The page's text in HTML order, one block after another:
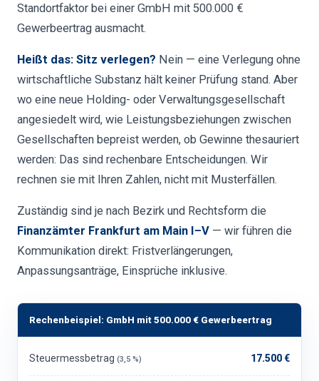
Standortfaktor bei einer GmbH mit 500.000 €
Gewerbeertrag ausmacht.
Heißt das: Sitz verlegen? Nein — eine Verlegung ohne
wirtschaftliche Substanz hält keiner Prüfung stand. Aber
wo eine neue Holding- oder Verwaltungsgesellschaft
angesiedelt wird, wie Leistungsbeziehungen zwischen
Gesellschaften bepreist werden, ob Gewinne thesauriert
werden: Das sind rechenbare Entscheidungen. Wir
rechnen sie mit Ihren Zahlen, nicht mit Musterfällen.
Zuständig sind je nach Bezirk und Rechtsform die
Finanzämter Frankfurt am Main I–V — wir führen die
Kommunikation direkt: Fristverlängerungen,
Anpassungsanträge, Einsprüche inklusive.
Rechenbeispiel: GmbH mit 500.000 € Gewerbeertrag
Steuermessbetrag (3,5 %) 17.500 €